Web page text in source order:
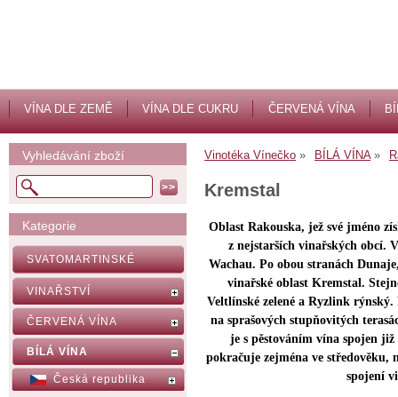
VÍNA DLE ZEMĚ VÍNA DLE CUKRU ČERVENÁ VÍNA
Vinotéka Vínečko BÍLÁ VÍNA
Kremstal
Oblast Rakouska, jež své jméno
z nejstarších vinařských obcí.
Wachau. Po obou stranách
vinařské oblast Kremstal.
Veltlínské zelené a Ryzlink
na sprašových stupňovitých
je s pěstováním vína spojen
pokračuje zejména ve
spojení
Vyhledávání zboží
Kategorie
SVATOMARTINSKÉ
VINAŘSTVÍ
ČERVENÁ VÍNA
BÍLÁ VÍNA
Česká republika